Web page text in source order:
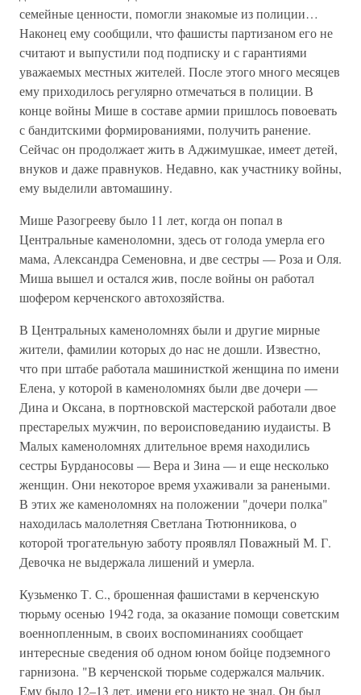
семейные ценности, помогли знакомые из полиции…
Наконец ему сообщили, что фашисты партизаном его не
считают и выпустили под подписку и с гарантиями
уважаемых местных жителей. После этого много месяцев
ему приходилось регулярно отмечаться в полиции. В
конце войны Мише в составе армии пришлось повоевать
с бандитскими формированиями, получить ранение.
Сейчас он продолжает жить в Аджимушкае, имеет детей,
внуков и даже правнуков. Недавно, как участнику войны,
ему выделили автомашину.
Мише Разогрееву было 11 лет, когда он попал в
Центральные каменоломни, здесь от голода умерла его
мама, Александра Семеновна, и две сестры — Роза и Оля.
Миша вышел и остался жив, после войны он работал
шофером керченского автохозяйства.
В Центральных каменоломнях были и другие мирные
жители, фамилии которых до нас не дошли. Известно,
что при штабе работала машинисткой женщина по имени
Елена, у которой в каменоломнях были две дочери —
Дина и Оксана, в портновской мастерской работали двое
престарелых мужчин, по вероисповеданию иудаисты. В
Малых каменоломнях длительное время находились
сестры Бурданосовы — Вера и Зина — и еще несколько
женщин. Они некоторое время ухаживали за ранеными.
В этих же каменоломнях на положении "дочери полка"
находилась малолетняя Светлана Тютюнникова, о
которой трогательную заботу проявлял Поважный М. Г.
Девочка не выдержала лишений и умерла.
Кузьменко Т. С., брошенная фашистами в керченскую
тюрьму осенью 1942 года, за оказание помощи советским
военнопленным, в своих воспоминаниях сообщает
интересные сведения об одном юном бойце подземного
гарнизона. "В керченской тюрьме содержался мальчик.
Ему было 12–13 лет, имени его никто не знал. Он был